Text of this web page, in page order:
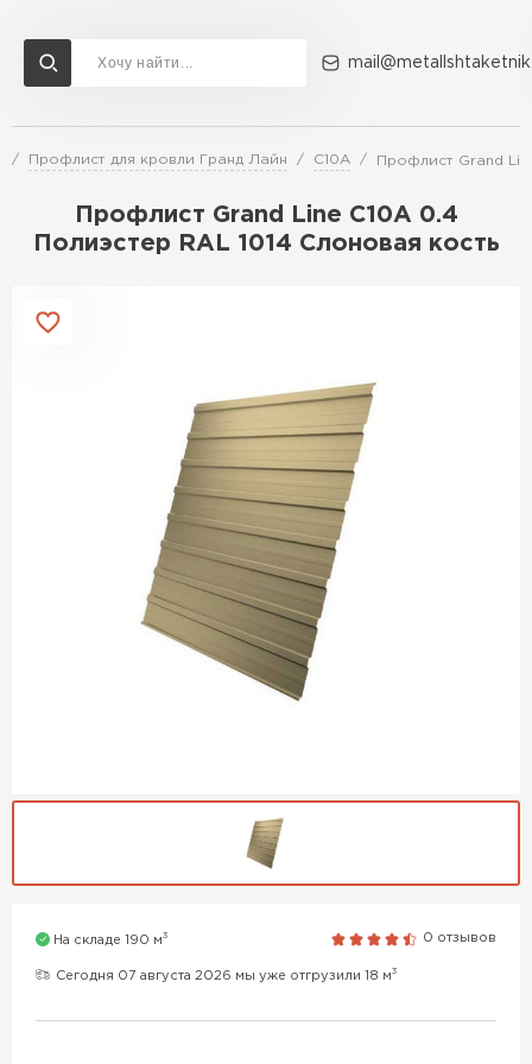
Профлист для кровли Гранд Лайн С10A Профлист Grand
Профлист Grand Line C10A 0.4
Полиэстер RAL 1014 Слоновая кость
На складе 190 м3 0 отзывов
Сегодня 07 августа 2026 мы уже отгрузили 18 м3
Доставка и оплата Акции О компании Контакты
Перейти в каталог